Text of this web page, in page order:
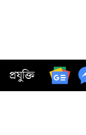
প্রযুক্তি